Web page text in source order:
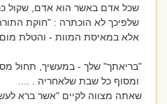
שכל אדם באשר הוא אדם, שקול
שלפיכך לא הוכתרה : "חוקת התורה"
אלא במאיסת המוות - והטלת מום
"בריאתך" שלך - במעשיך, תחול
ומסוף כל שבת שלאחריה . ....
שאתה מצווה לקיים "אשר ברא